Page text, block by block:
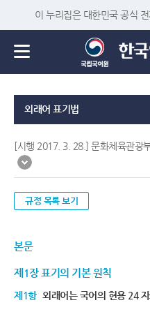
이 누리집은 대한민국 공식
외래어 표기법
[시행 2017. 3. 28.] 문화체육관광
규정 목록 보기
본문
제1장 표기의 기본 원칙
제1항 외래어는 국어의 현용 24